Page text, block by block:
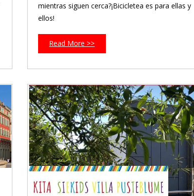
mientras siguen cerca?¡Bicicletea es para ellas y
ellos!
Read More >>